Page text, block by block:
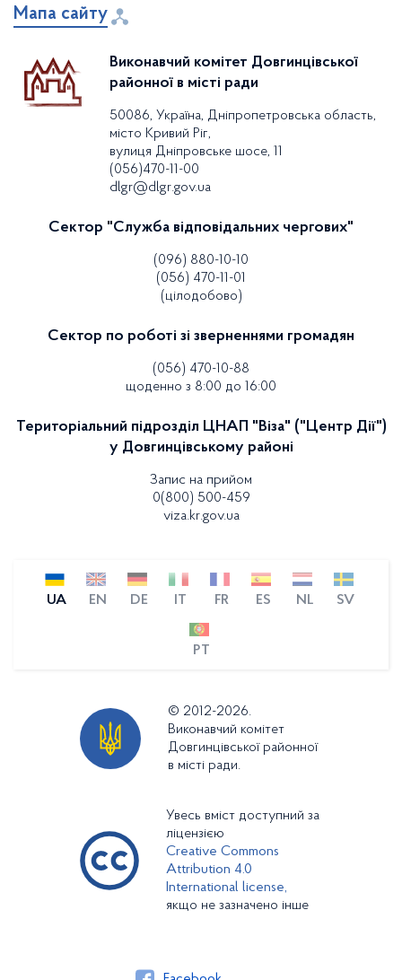
Мапа сайту
Виконавчий комітет Довгинцівської
районної в місті ради
50086, Україна, Дніпропетровська область,
місто Кривий Ріг,
вулиця Дніпровське шосе, 11
(056)470-11-00
dlgr@dlgr.gov.ua
Сектор "Служба відповідальних чергових"
(096) 880-10-10
(056) 470-11-01
(цілодобово)
Сектор по роботі зі зверненнями громадян
(056) 470-10-88
щоденно з 8:00 до 16:00
Територіальний підрозділ ЦНАП "Віза" ("Центр Дії")
у Довгинцівському районі
Запис на прийом
0(800) 500-459
viza.kr.gov.ua
UA EN DE IT FR ES NL SV
PT
© 2012-2026.
Виконавчий комітет
Довгинцівської районної
в місті ради.
Увесь вміст доступний за
ліцензією
Creative Commons
Attribution 4.0
International license,
якщо не зазначено інше